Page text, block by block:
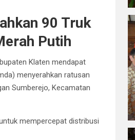
90 Truk
Putih
Klaten mendapat
menyerahkan ratusan
Sumberejo, Kecamatan
mempercepat distribusi